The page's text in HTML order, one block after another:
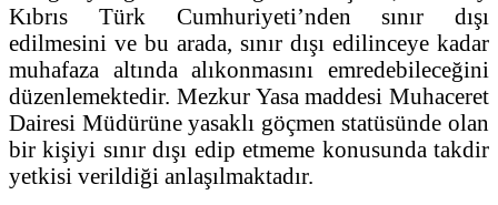
Kıbrıs Türk Cumhuriyeti’nden sınır dışı
edilmesini ve bu arada, sınır dışı edilinceye kadar
muhafaza altında alıkonmasını emredebileceğini
düzenlemektedir. Mezkur Yasa maddesi Muhaceret
Dairesi Müdürüne yasaklı göçmen statüsünde olan
bir kişiyi sınır dışı edip etmeme konusunda takdir
yetkisi verildiği anlaşılmaktadır.